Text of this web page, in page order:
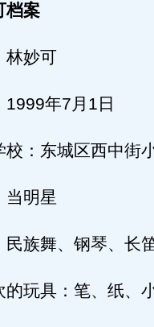
档案
妙可
年7月1日
：东城区西中街
明星
族舞、钢琴、长
具：笔、纸、